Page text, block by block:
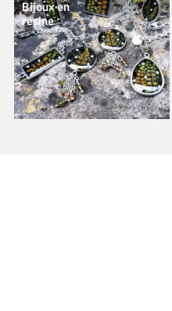
Bijoux en
résine